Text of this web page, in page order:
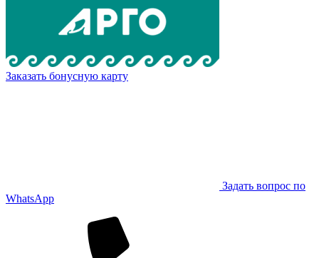
Заказать бонусную карту
Задать вопрос по
WhatsApp